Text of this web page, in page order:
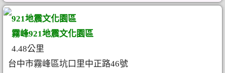
921地震文化園區
霧峰921地震文化園區
4.48公里
台中市霧峰區坑口里中正路46號